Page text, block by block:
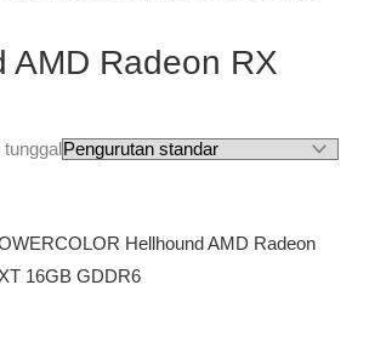
AMD Radeon RX